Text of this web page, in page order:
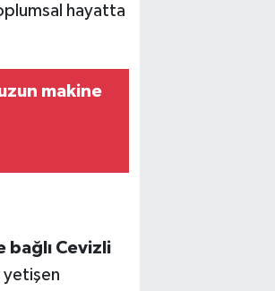
hayatta
makine
bağlı Cevizli
yetişen